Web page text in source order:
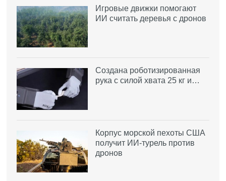
Игровые движки помогают
ИИ считать деревья с дронов
Создана роботизированная
рука с силой хвата 25 кг и…
Корпус морской пехоты США
получит ИИ-турель против
дронов